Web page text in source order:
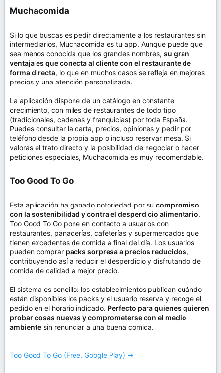
Muchacomida​
Si lo que buscas es pedir directamente a los restaurantes sin
intermediarios, Muchacomida es tu app. Aunque puede que
sea menos conocida que los grandes nombres, su gran
ventaja es que conecta al cliente con el restaurante de
forma directa, lo que en muchos casos se refleja en mejores
precios y una atención personalizada.
La aplicación dispone de un catálogo en constante
crecimiento, con miles de restaurantes de todo tipo
(tradicionales, cadenas y franquicias) por toda España.
Puedes consultar la carta, precios, opiniones y pedir por
teléfono desde la propia app o incluso reservar mesa. Si
valoras el trato directo y la posibilidad de negociar o hacer
peticiones especiales, Muchacomida es muy recomendable.
Too Good To Go​
Esta aplicación ha ganado notoriedad por su compromiso
con la sostenibilidad y contra el desperdicio alimentario.
Too Good To Go pone en contacto a usuarios con
restaurantes, panaderías, cafeterías y supermercados que
tienen excedentes de comida a final del día. Los usuarios
pueden comprar packs sorpresa a precios reducidos,
contribuyendo así a reducir el desperdicio y disfrutando de
comida de calidad a mejor precio.
El sistema es sencillo: los establecimientos publican cuándo
están disponibles los packs y el usuario reserva y recoge el
pedido en el horario indicado. Perfecto para quienes quieren
probar cosas nuevas y comprometerse con el medio
ambiente sin renunciar a una buena comida.
Too Good To Go (Free, Google Play) →